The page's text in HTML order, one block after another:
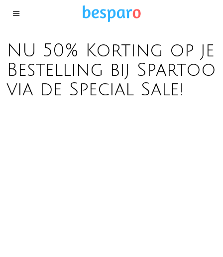
NU 50% Korting op je
Bestelling bij Spartoo
via de Special Sale!